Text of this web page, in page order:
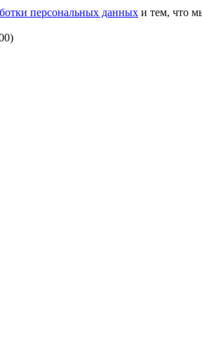
персональных данных и тем, что